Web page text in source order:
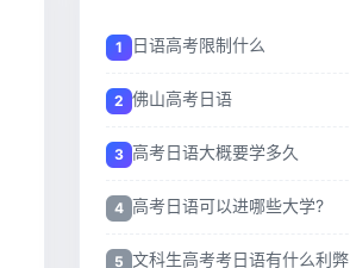
日语高考限制什么
佛山高考日语
高考日语大概要学多久
高考日语可以进哪些大学?
文科生高考考日语有什么利弊